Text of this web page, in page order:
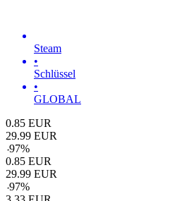
Steam
•
Schlüssel
•
GLOBAL
0.85 EUR
29.99 EUR
-97%
0.85 EUR
29.99 EUR
-97%